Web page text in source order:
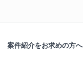
案件紹介をお求めの方へ